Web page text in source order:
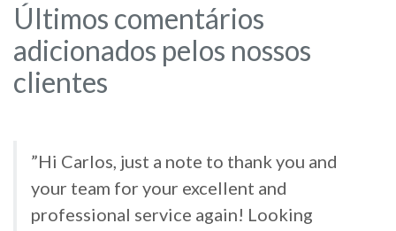
Últimos comentários
adicionados pelos nossos
clientes
”Hi Carlos, just a note to thank you and
your team for your excellent and
professional service again! Looking